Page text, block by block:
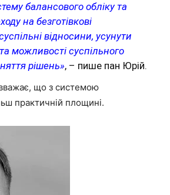
балансового обліку та
на безготівкові
відносини, усунути
можливості суспільного
рішень», – пише пан Юрій.
що з системою
практичній площині.